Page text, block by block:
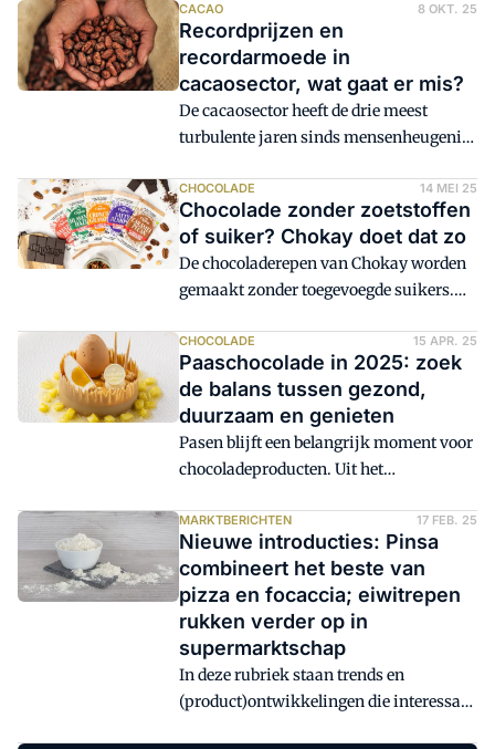
verpakkingskosten. In deze tijd van het
jaar, maakt dat onder meer
chocoladeletters en gecoate kruidnoten
al gauw op 10 tot 20 procent duurder ten
opzichte van 2024, laten marktleiders
weten. Producenten gaan er creatief mee
CACAO 8 OKT. 25
Recordprijzen en
recordarmoede in
cacaosector, wat gaat er mis?
De cacaosector heeft de drie meest
turbulente jaren sinds mensenheugenis
laat zien dat er drie dingen tegelijkertijd
aan de hand zijn: het gaat slecht, het
gaat beter dan voorheen, en er is veel
ruimte voor verbetering. De Cacao
Barometer wordt vandaag (woensdag 8
CHOCOLADE 14 MEI 25
Chocolade zonder zoetstoffen
of suiker? Chokay doet dat zo
De chocoladerepen van Chokay worden
gemaakt zonder toegevoegde suikers.
agavevezels - ook wel agave inuline
genoemd. Die geven de chocolade een
zoete smaak.
CHOCOLADE 15 APR. 25
Paaschocolade in 2025: zoek
de balans tussen gezond,
duurzaam en genieten
Pasen blijft een belangrijk moment voor
chocoladeproducten. Uit het
Cargill blijkt dat consumenten daarbij
steeds vaker kiezen voor
chocoladeproducten die naast smaak
ook andere waarden vertegenwoordigen.
Denk daarbij aan een gezonder profiel,
duurzaamheid of plantaardige
ingrediënten. Bakkerswereld zet de
belangrijkste inzichten op een rij.
MARKTBERICHTEN 17 FEB. 25
Nieuwe introducties: Pinsa
combineert het beste van
pizza en focaccia; eiwitrepen
rukken verder op in
supermarktschap
In deze rubriek staan trends en
(product)ontwikkelingen die interessant